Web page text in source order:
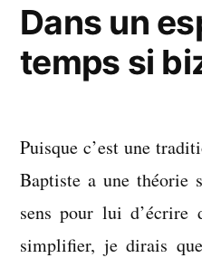
Dans un
temps si
Puisque c’est une
Baptiste a une théorie
sens pour lui
simplifier, je dirais